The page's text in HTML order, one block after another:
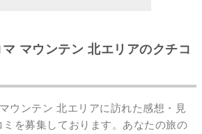
マウンテン 北エリアのクチコ
ウンテン 北エリアに訪れた感想・見
ミを募集しております。あなたの旅の